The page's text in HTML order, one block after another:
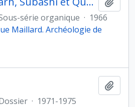
série organique · 1966
Maillard. Archéologie de
· 1971-1975